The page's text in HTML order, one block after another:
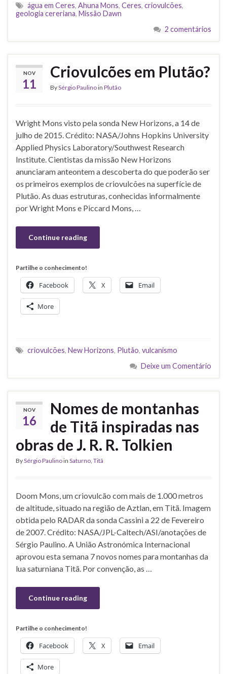
água em Ceres, Ahuna Mons, Ceres, criovulcões,
geologia cereriana, Missão Dawn
2 comentários
NOV
11
Criovulcões em Plutão?
BySérgio Paulinoin Plutão
Wright Mons visto pela sonda New Horizons, a 14 de
julho de 2015. Crédito: NASA/Johns Hopkins University
Applied Physics Laboratory/Southwest Research
Institute. Cientistas da missão New Horizons
anunciaram anteontem a descoberta do que poderão ser
os primeiros exemplos de criovulcões na superfície de
Plutão. As duas estruturas, conhecidas informalmente
por Wright Mons e Piccard Mons, …
Continue reading
Partilhe o conhecimento!
Facebook X Email
More
criovulcões, New Horizons, Plutão, vulcanismo
Deixe um Comentário
NOV
16
Nomes de montanhas
de Titã inspiradas nas
obras de J. R. R. Tolkien
BySérgio Paulinoin Saturno Titã
Doom Mons, um criovulcão com mais de 1.000 metros
de altitude, situado na região de Aztlan, em Titã. Imagem
obtida pelo RADAR da sonda Cassini a 22 de Fevereiro
de 2007. Crédito: NASA/JPL-Caltech/ASI/anotações de
Sérgio Paulino. A União Astronómica Internacional
aprovou esta semana 7 novos nomes para montanhas da
lua saturniana Titã. Por convenção, as …
Continue reading
Partilhe o conhecimento!
Facebook X Email
More